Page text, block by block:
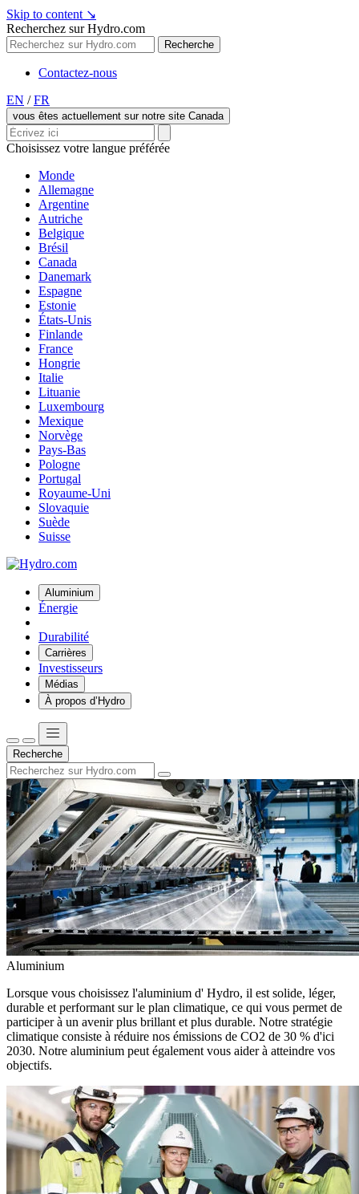
Skip to content ↘
Recherchez sur Hydro.com
Recherche
Contactez-nous
EN / FR
vous êtes actuellement sur notre site Canada
Choisissez votre langue préférée
Monde
Allemagne
Argentine
Autriche
Belgique
Brésil
Canada
Danemark
Espagne
Estonie
États-Unis
Finlande
France
Hongrie
Italie
Lituanie
Luxembourg
Mexique
Norvège
Pays-Bas
Pologne
Portugal
Royaume-Uni
Slovaquie
Suède
Suisse
Aluminium
Énergie
Durabilité
Carrières
Investisseurs
Médias
À propos d’Hydro
Recherche
Aluminium
Lorsque vous choisissez l'aluminium d' Hydro, il est solide, léger,
durable et performant sur le plan climatique, ce qui vous permet de
participer à un avenir plus brillant et plus durable. Notre stratégie
climatique consiste à réduire nos émissions de CO2 de 30 % d'ici
2030. Notre aluminium peut également vous aider à atteindre vos
objectifs.